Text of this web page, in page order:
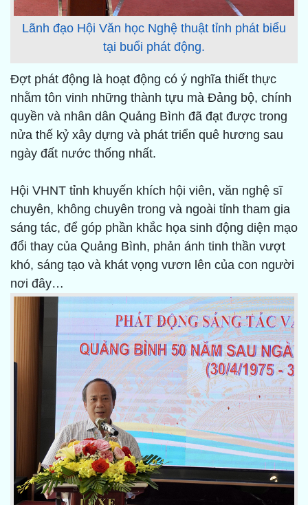
Lãnh đạo Hội Văn học Nghệ thuật tỉnh phát biểu
tại buổi phát động.
Đợt phát động là hoạt động có ý nghĩa thiết thực
nhằm tôn vinh những thành tựu mà Đảng bộ, chính
quyền và nhân dân Quảng Bình đã đạt được trong
nửa thế kỷ xây dựng và phát triển quê hương sau
ngày đất nước thống nhất.
Hội VHNT tỉnh khuyến khích hội viên, văn nghệ sĩ
chuyên, không chuyên trong và ngoài tỉnh tham gia
sáng tác, để góp phần khắc họa sinh động diện mạo
đổi thay của Quảng Bình, phản ánh tinh thần vượt
khó, sáng tạo và khát vọng vươn lên của con người
nơi đây…